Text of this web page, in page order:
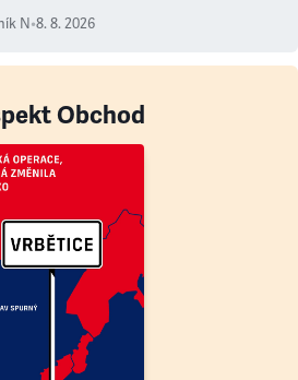
N•8. 8. 2026
Obchod